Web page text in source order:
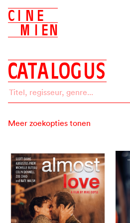
C I N E
M I EN
CATALOGUS
Meer zoekopties tonen
ALLES
BIOSCOOP
DVD
Label
ALLE